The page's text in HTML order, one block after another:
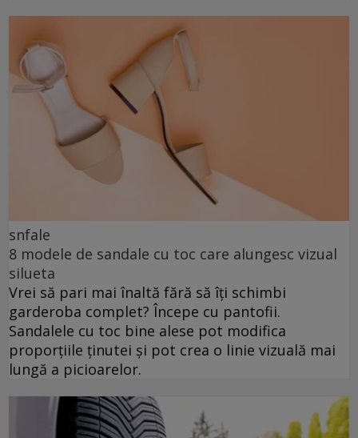
snfale
8 modele de sandale cu toc care alungesc vizual
silueta
Vrei să pari mai înaltă fără să îți schimbi
garderoba complet? Începe cu pantofii.
Sandalele cu toc bine alese pot modifica
proporțiile ținutei și pot crea o linie vizuală mai
lungă a picioarelor.